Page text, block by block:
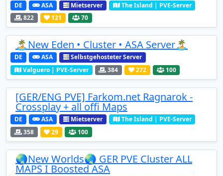
DE ASA Mietserver
The Island | PVE-Server
822
121 70
🏝️New Eden • Cluster • ASA Server🏝️
DE ASA
Selbstgehosteter Server
Valguero | PVE-Server
384 272 100
[GER/ENG PVE] Farkom.net Ragnarok -
Crossplay + all offi Maps
DE ASA Mietserver
The Island | PVE-Server
358
29 100
🌏New Worlds🌏 GER PVE Cluster ALL
MAPS I Boosted ASA